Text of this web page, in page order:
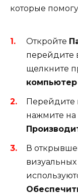
которые
Откройте
перейдите
щелкните
компьютер
Перейдите
нажмите на
В